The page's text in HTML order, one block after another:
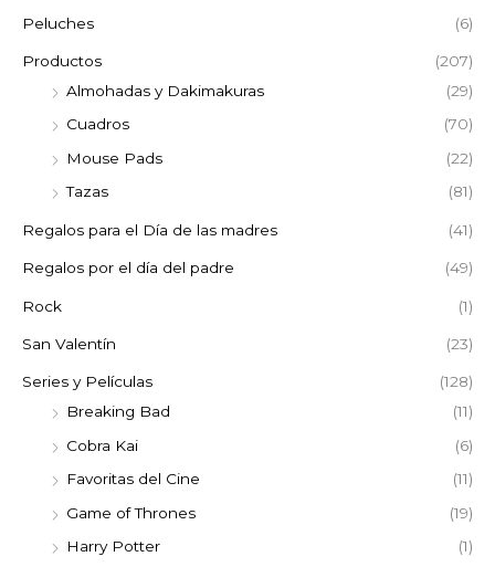
Peluches (6)
Productos
(207)
Almohadas y Dakimakuras
(29)
Cuadros
(70)
Mouse Pads
(22)
Tazas
(81)
Regalos para el Día de las madres (41)
Regalos por el día del padre (49)
Rock (1)
San Valentín (23)
Series y Películas
(128)
Breaking Bad
(11)
Cobra Kai
(6)
Favoritas del Cine
(11)
Game of Thrones
(19)
Harry Potter
(1)